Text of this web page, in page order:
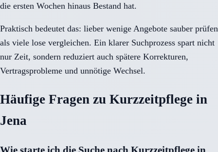
die ersten Wochen hinaus Bestand hat.
Praktisch bedeutet das: lieber wenige Angebote sauber prüfen
als viele lose vergleichen. Ein klarer Suchprozess spart nicht
nur Zeit, sondern reduziert auch spätere Korrekturen,
Vertragsprobleme und unnötige Wechsel.
Häufige Fragen zu Kurzzeitpflege in
Jena